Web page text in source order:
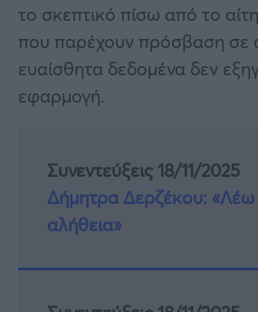
το σκεπτικό πίσω από το
που παρέχουν πρόσβαση σε
ευαίσθητα δεδομένα δεν
εφαρμογή.
Συνεντεύξεις 18/11/2025
Δήμητρα Δερζέκου: «Λέω
αλήθεια»